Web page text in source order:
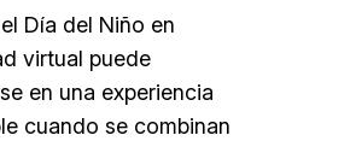
Día del Niño en
virtual puede
en una experiencia
cuando se combinan